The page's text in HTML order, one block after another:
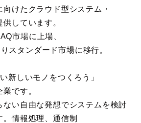
けたクラウド型システム・
しています。
市場に上場、
スタンダード市場に移行。
新しいモノをつくろう」
です。
ない自由な発想でシステムを検討
情報処理、通信制